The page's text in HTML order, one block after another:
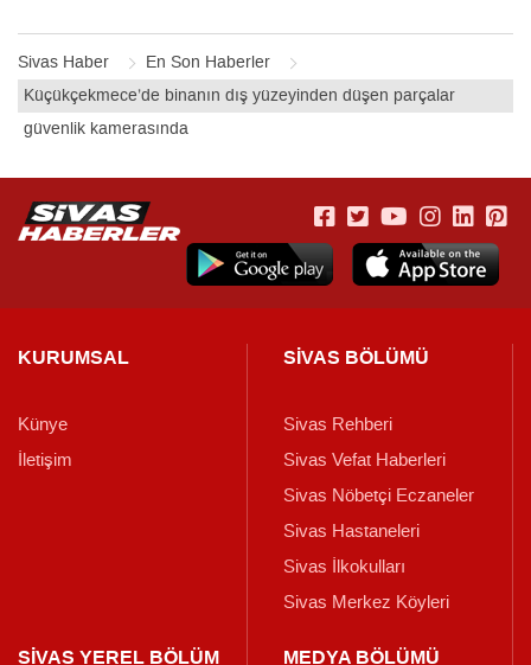
Sivas Haber
En Son Haberler
Küçükçekmece’de binanın dış yüzeyinden düşen parçalar
güvenlik kamerasında
KURUMSAL
Künye
İletişim
SİVAS BÖLÜMÜ
Sivas Rehberi
Sivas Vefat Haberleri
Sivas Nöbetçi Eczaneler
Sivas Hastaneleri
Sivas İlkokulları
Sivas Merkez Köyleri
SİVAS YEREL BÖLÜM MEDYA BÖLÜMÜ